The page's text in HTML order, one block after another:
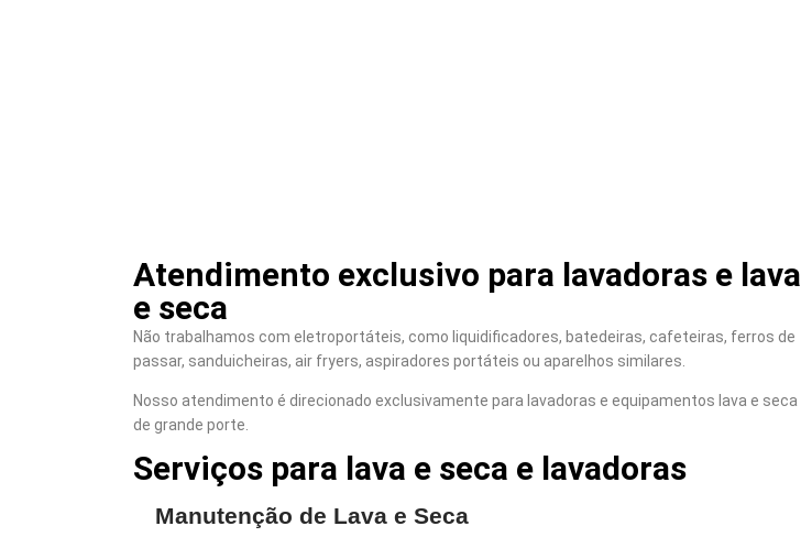
Atendimento exclusivo para lavadoras e lava
e seca
Não trabalhamos com eletroportáteis, como liquidificadores, batedeiras, cafeteiras, ferros de
passar, sanduicheiras, air fryers, aspiradores portáteis ou aparelhos similares.
Nosso atendimento é direcionado exclusivamente para lavadoras e equipamentos lava e seca
de grande porte.
Serviços para lava e seca e lavadoras
Manutenção de Lava e Seca